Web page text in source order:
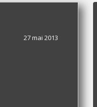
27 mai 2013